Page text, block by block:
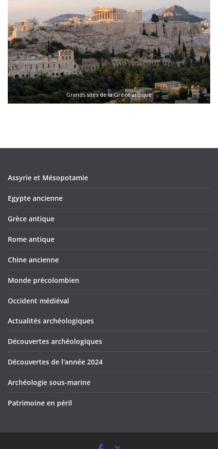
Grands sites de la Grèce antique
Assyrie et Mésopotamie
Egypte ancienne
Grèce antique
Rome antique
Chine ancienne
Monde précolombien
Occident médiéval
Actualités archéologiques
Découvertes archéologiques
Découvertes de l'année 2024
Archéologie sous-marine
Patrimoine en péril